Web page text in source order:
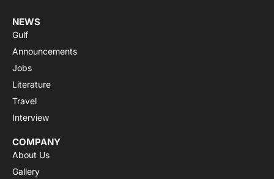
NEWS
Gulf
Announcements
Jobs
Literature
Travel
Interview
COMPANY
About Us
Gallery